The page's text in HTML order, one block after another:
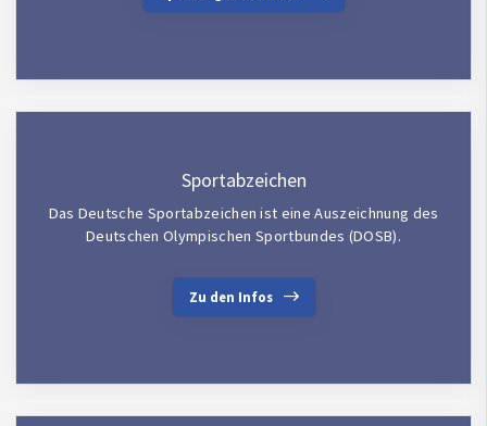
Sportabzeichen
Das Deutsche Sportabzeichen ist eine Auszeichnung des
Deutschen Olympischen Sportbundes (DOSB).
Zu den Infos